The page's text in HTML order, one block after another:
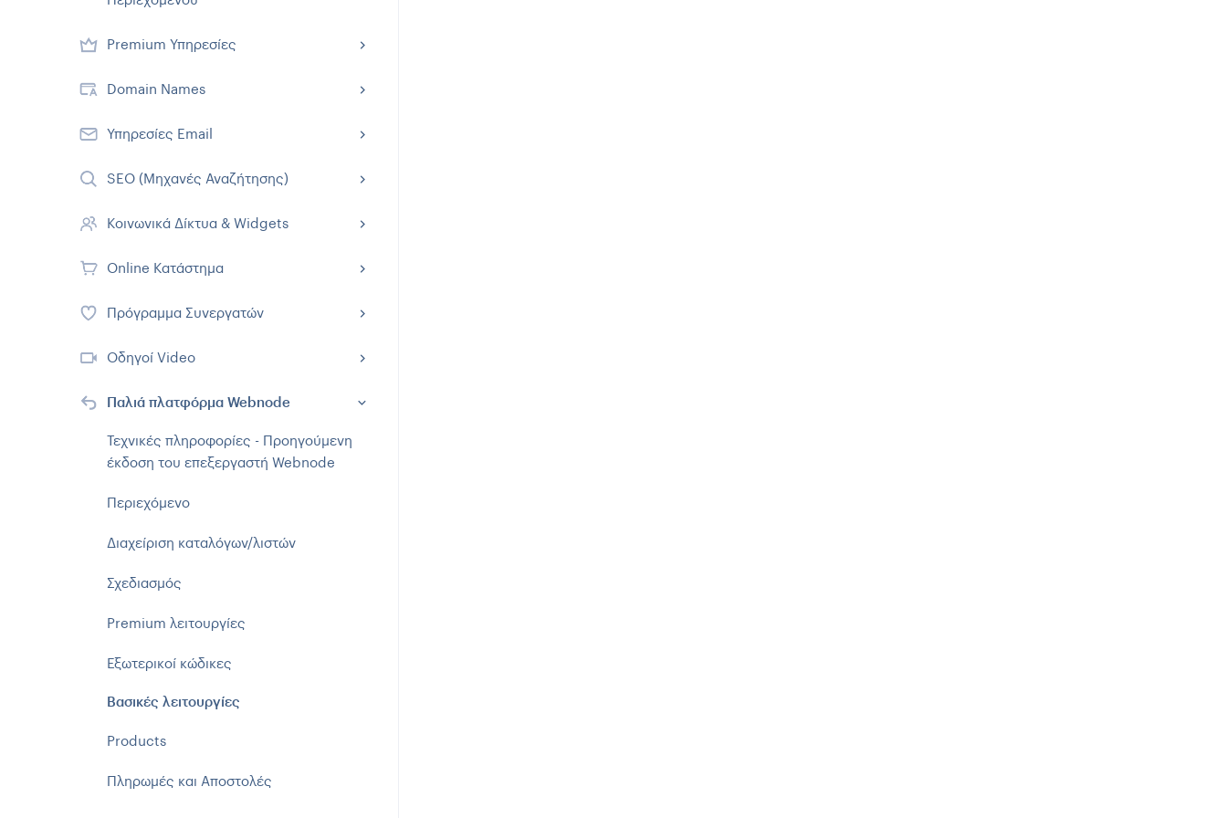
Premium Υπηρεσίες
Domain Names
Υπηρεσίες Email
SEO (Μηχανές Αναζήτησης)
Κοινωνικά Δίκτυα & Widgets
Online Κατάστημα
Πρόγραμμα Συνεργατών
Οδηγοί Video
Παλιά πλατφόρμα Webnode
Τεχνικές πληροφορίες - Προηγούμενη
έκδοση του επεξεργαστή Webnode
Περιεχόμενο
Διαχείριση καταλόγων/λιστών
Σχεδιασμός
Premium λειτουργίες
Εξωτερικοί κώδικες
Βασικές λειτουργίες
Products
Πληρωμές και Αποστολές